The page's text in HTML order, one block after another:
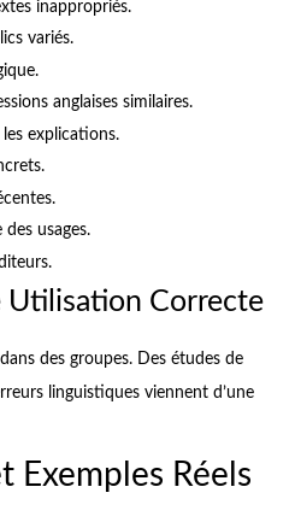
inappropriés.
variés.
anglaises similaires.
explications.
usages.
Utilisation Correcte
des groupes. Des études de
linguistiques viennent d’une
Exemples Réels